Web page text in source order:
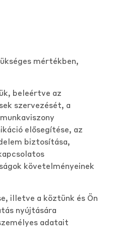
mértékben,
beleértve az
szervezését, a
elősegítése, az
biztosítása,
követelményeinek
illetve a köztünk és Ön
nyújtására
adatait